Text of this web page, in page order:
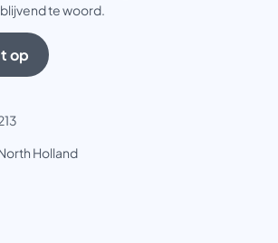
te woord.
op
Holland